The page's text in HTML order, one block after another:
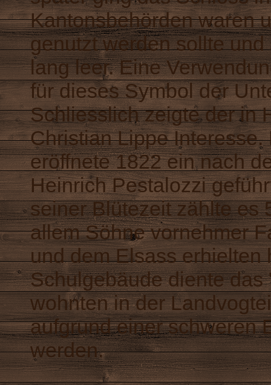
Kantonsbehörden waren
genutzt werden sollte
lang leer. Eine
für dieses Symbol der
Schliesslich zeigte der in
Christian Lippe
eröffnete 1822 ein nach
Heinrich Pestalozzi
seiner Blütezeit zählte es
allem Söhne vornehmer
und dem Elsass erhielten
Schulgebäude diente
wohnten in der
aufgrund einer schweren
werden.